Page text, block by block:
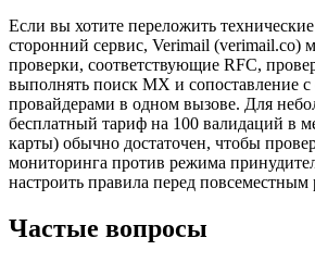
Если вы хотите переложить
сторонний сервис, Verimail (verimail.co)
проверки, соответствующие RFC,
выполнять поиск MX и сопоставление с
провайдерами в одном вызове. Для
бесплатный тариф на 100 валидаций в
карты) обычно достаточен, чтобы
мониторинга против режима
настроить правила перед повсеместным
Частые вопросы